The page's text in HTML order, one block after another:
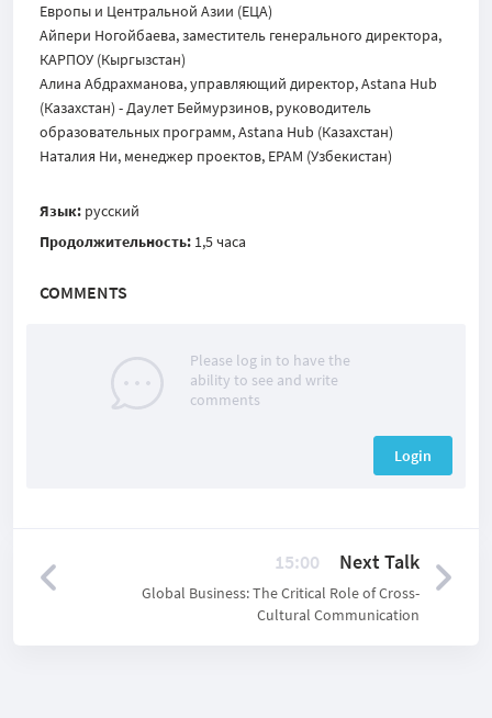
Европы и Центральной Азии (ЕЦА)
Айпери Ногойбаева, заместитель генерального директора,
КАРПОУ (Кыргызстан)
Алина Абдрахманова, управляющий директор, Astana Hub
(Казахстан) - Даулет Беймурзинов, руководитель
образовательных программ, Astana Hub (Казахстан)
Наталия Ни, менеджер проектов, EPAM (Узбекистан)
Язык: русский
Продолжительность: 1,5 часа
COMMENTS
Please log in to have the
ability to see and write
comments
Login
15:00 Next Talk
Global Business: The Critical Role of Cross-
Cultural Communication